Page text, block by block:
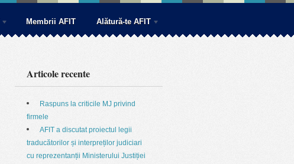
Membrii AFIT Alătură-te AFIT
Articole recente
Raspuns la criticile MJ privind
firmele
AFIT a discutat proiectul legii
traducătorilor și interpreților judiciari
cu reprezentanții Ministerului Justiției